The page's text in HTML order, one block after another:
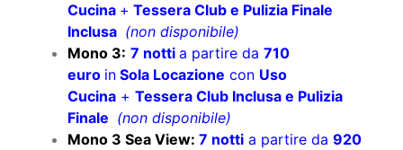
Cucina + Tessera Club e Pulizia Finale
Inclusa (non disponibile)
Mono 3: 7 notti a partire da 710
euro in Sola Locazione con Uso
Cucina + Tessera Club Inclusa e Pulizia
Finale (non disponibile)
Mono 3 Sea View: 7 notti a partire da 920